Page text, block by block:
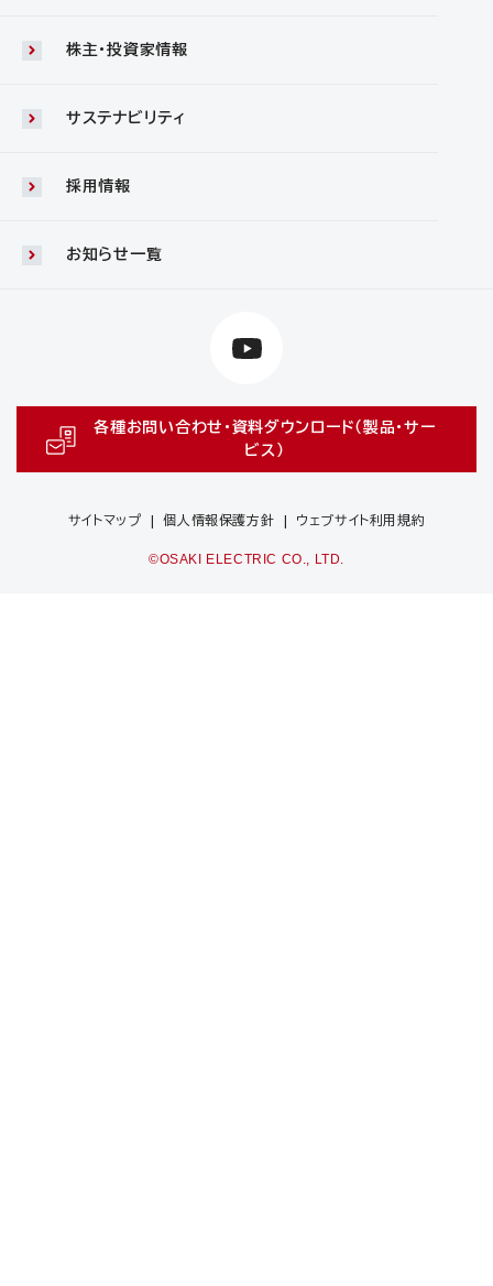
株主・投資家情報
サステナビリティ
採用情報
お知らせ一覧
各種お問い合わせ・資料ダウンロード（製品・サー
ビス）
サイトマップ 個人情報保護方針 ウェブサイト利用規約
©OSAKI ELECTRIC CO., LTD.